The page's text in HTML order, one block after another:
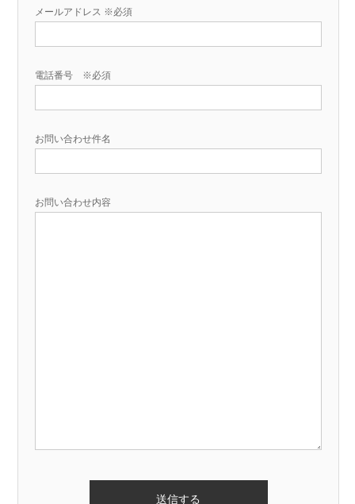
メールアドレス ※必須
電話番号 ※必須
お問い合わせ件名
お問い合わせ内容